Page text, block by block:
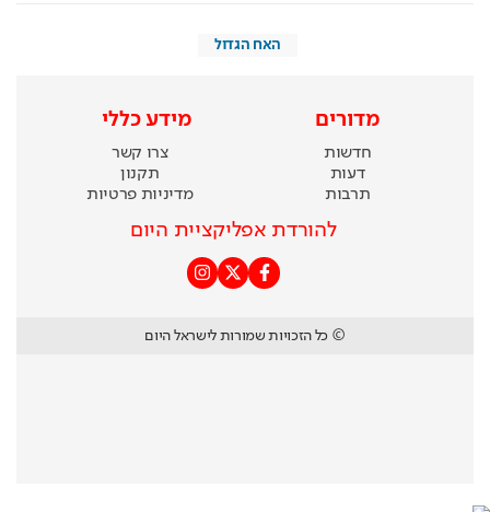
האח הגדול
מדורים
חדשות
דעות
תרבות
מידע כללי
צרו קשר
תקנון
מדיניות פרטיות
להורדת אפליקציית היום
© כל הזכויות שמורות לישראל היום